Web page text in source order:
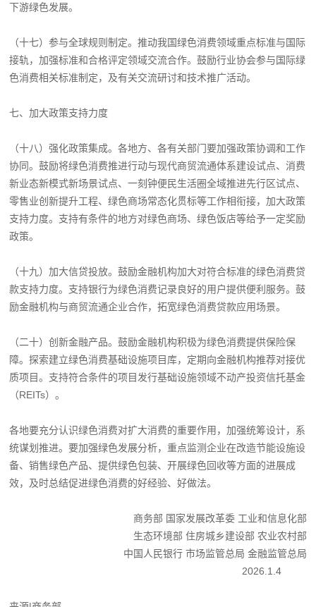
下游绿色发展。
（十七）参与全球规则制定。推动我国绿色消费领域重点标准与国际
接轨，加强标准和合格评定领域交流合作。鼓励行业协会参与国际绿
色消费相关标准制定，及有关交流研讨和技术推广活动。
七、加大政策支持力度
（十八）强化政策集成。各地方、各有关部门要加强政策协调和工作
协同。鼓励将绿色消费推进行动与现代商贸流通体系建设试点、消费
新业态新模式新场景试点、一刻钟便民生活圈全域推进先行区试点、
零售业创新提升工程、绿色商场常态化贯标等工作相衔接，加大政策
支持力度。支持有条件的地方对绿色商场、绿色饭店等给予一定奖励
政策。
（十九）加大信贷投放。鼓励金融机构加大对符合标准的绿色消费贷
款支持力度。支持银行为绿色消费记录良好的用户提供便利服务。鼓
励金融机构与商贸流通企业合作，拓宽绿色消费贷款应用场景。
（二十）创新金融产品。鼓励金融机构积极为绿色消费提供保险保
障。探索建立绿色消费基础设施项目库，定期向金融机构推荐对接优
质项目。支持符合条件的项目发行基础设施领域不动产投资信托基金
（REITs）。
各地要充分认识绿色消费对扩大消费的重要作用，加强统筹设计，系
统谋划推进。要加强绿色发展分析，重点监测企业在改造节能设施设
备、销售绿色产品、提供绿色包装、开展绿色回收等方面的进展成
效，及时总结促进绿色消费的好经验、好做法。
商务部 国家发展改革委 工业和信息化部
生态环境部 住房城乡建设部 农业农村部
中国人民银行 市场监管总局 金融监管总局
2026.1.4